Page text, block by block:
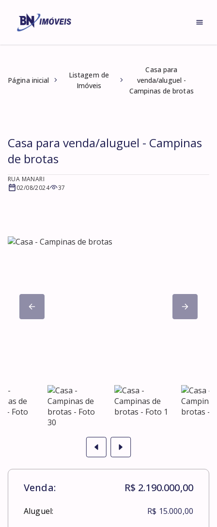
Página inicial
Listagem de
Imóveis
Casa para
venda/aluguel -
Campinas de brotas
Casa para venda/aluguel - Campinas
de brotas
RUA MANARI
02/08/2024
37
Venda: R$ 2.190.000,00
Aluguel: R$ 15.000,00